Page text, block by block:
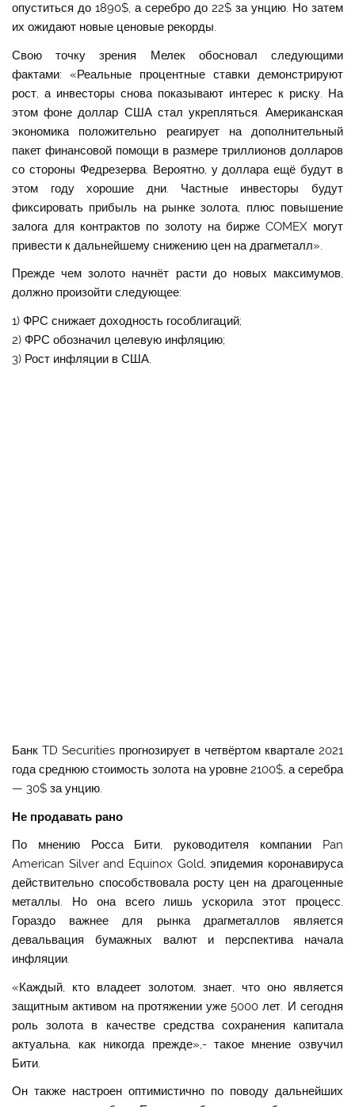
опуститься до 1890$, а серебро до 22$ за унцию. Но затем
их ожидают новые ценовые рекорды.
Свою точку зрения Мелек обосновал следующими
фактами: «Реальные процентные ставки демонстрируют
рост, а инвесторы снова показывают интерес к риску. На
этом фоне доллар США стал укрепляться. Американская
экономика положительно реагирует на дополнительный
пакет финансовой помощи в размере триллионов долларов
со стороны Федрезерва. Вероятно, у доллара ещё будут в
этом году хорошие дни. Частные инвесторы будут
фиксировать прибыль на рынке золота, плюс повышение
залога для контрактов по золоту на бирже COMEX могут
привести к дальнейшему снижению цен на драгметалл».
Прежде чем золото начнёт расти до новых максимумов,
должно произойти следующее:
1) ФРС снижает доходность гособлигаций;
2) ФРС обозначил целевую инфляцию;
3) Рост инфляции в США.
Банк TD Securities прогнозирует в четвёртом квартале 2021
года среднюю стоимость золота на уровне 2100$, а серебра
— 30$ за унцию.
Не продавать рано
По мнению Росса Бити, руководителя компании Pan
American Silver and Equinox Gold, эпидемия коронавируса
действительно способствовала росту цен на драгоценные
металлы. Но она всего лишь ускорила этот процесс.
Гораздо важнее для рынка драгметаллов является
девальвация бумажных валют и перспектива начала
инфляции.
«Каждый, кто владеет золотом, знает, что оно является
защитным активом на протяжении уже 5000 лет. И сегодня
роль золота в качестве средства сохранения капитала
актуальна, как никогда прежде»,- такое мнение озвучил
Бити.
Он также настроен оптимистично по поводу дальнейших